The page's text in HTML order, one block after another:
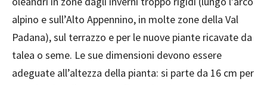
alpino e sull’Alto Appennino, in molte zone della Val
Padana), sul terrazzo e per le nuove piante ricavate da
talea o seme. Le sue dimensioni devono essere
adeguate all’altezza della pianta: si parte da 16 cm per